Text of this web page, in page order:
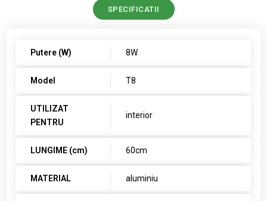
SPECIFICATII
Putere (W) 8W
Model T8
UTILIZAT
PENTRU
interior
LUNGIME (cm) 60cm
MATERIAL aluminiu